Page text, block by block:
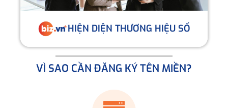
HIỆN DIỆN THƯƠNG HIỆU SỐ
VÌ SAO CẦN ĐĂNG KÝ TÊN MIỀN?